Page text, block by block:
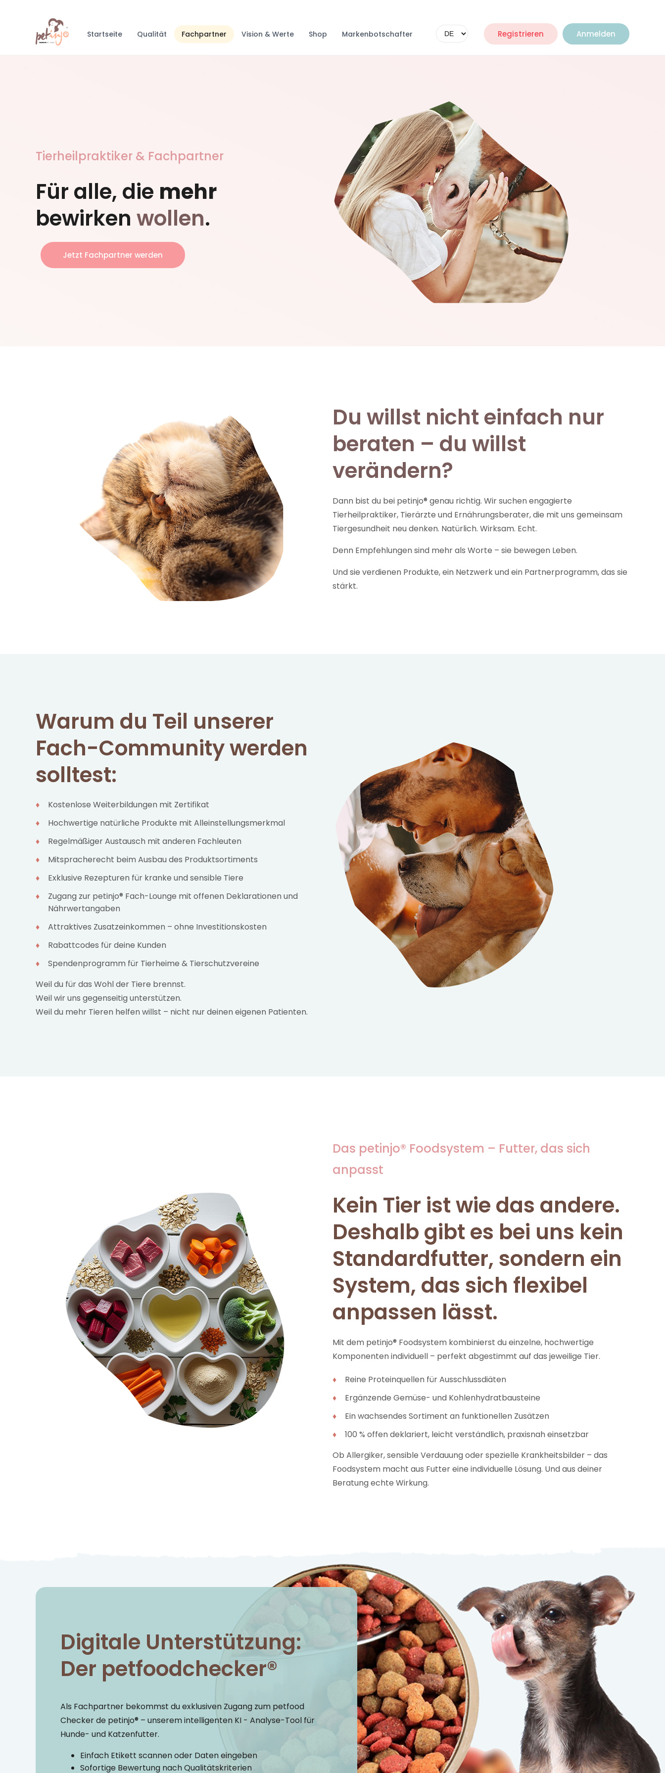
Startseite Qualität Fachpartner Vision & Werte Shop Markenbotschafter Registrieren Anmelden
Tierheilpraktiker & Fachpartner
Für alle, die mehr
bewirken wollen.
Jetzt Fachpartner werden
Du willst nicht einfach nur
beraten – du willst
verändern?
Dann bist du bei petinjo® genau richtig. Wir suchen engagierte
Tierheilpraktiker, Tierärzte und Ernährungsberater, die mit uns gemeinsam
Tiergesundheit neu denken. Natürlich. Wirksam. Echt.
Denn Empfehlungen sind mehr als Worte – sie bewegen Leben.
Und sie verdienen Produkte, ein Netzwerk und ein Partnerprogramm, das sie
stärkt.
Warum du Teil unserer
Fach-Community werden
solltest:
Kostenlose Weiterbildungen mit Zertifikat
Hochwertige natürliche Produkte mit Alleinstellungsmerkmal
Regelmäßiger Austausch mit anderen Fachleuten
Mitspracherecht beim Ausbau des Produktsortiments
Exklusive Rezepturen für kranke und sensible Tiere
Zugang zur petinjo® Fach-Lounge mit offenen Deklarationen und
Nährwertangaben
Attraktives Zusatzeinkommen – ohne Investitionskosten
Rabattcodes für deine Kunden
Spendenprogramm für Tierheime & Tierschutzvereine
Weil du für das Wohl der Tiere brennst.
Weil wir uns gegenseitig unterstützen.
Weil du mehr Tieren helfen willst – nicht nur deinen eigenen Patienten.
Das petinjo® Foodsystem – Futter, das sich
anpasst
Kein Tier ist wie das andere.
Deshalb gibt es bei uns kein
Standardfutter, sondern ein
System, das sich flexibel
anpassen lässt.
Mit dem petinjo® Foodsystem kombinierst du einzelne, hochwertige
Komponenten individuell – perfekt abgestimmt auf das jeweilige Tier.
Reine Proteinquellen für Ausschlussdiäten
Ergänzende Gemüse- und Kohlenhydratbausteine
Ein wachsendes Sortiment an funktionellen Zusätzen
100 % offen deklariert, leicht verständlich, praxisnah einsetzbar
Ob Allergiker, sensible Verdauung oder spezielle Krankheitsbilder – das
Foodsystem macht aus Futter eine individuelle Lösung. Und aus deiner
Beratung echte Wirkung.
Digitale Unterstützung:
Der petfoodchecker®
Als Fachpartner bekommst du exklusiven Zugang zum petfood
Checker de petinjo® – unserem intelligenten KI - Analyse-Tool für
Hunde- und Katzenfutter.
Einfach Etikett scannen oder Daten eingeben
Sofortige Bewertung nach Qualitätskriterien